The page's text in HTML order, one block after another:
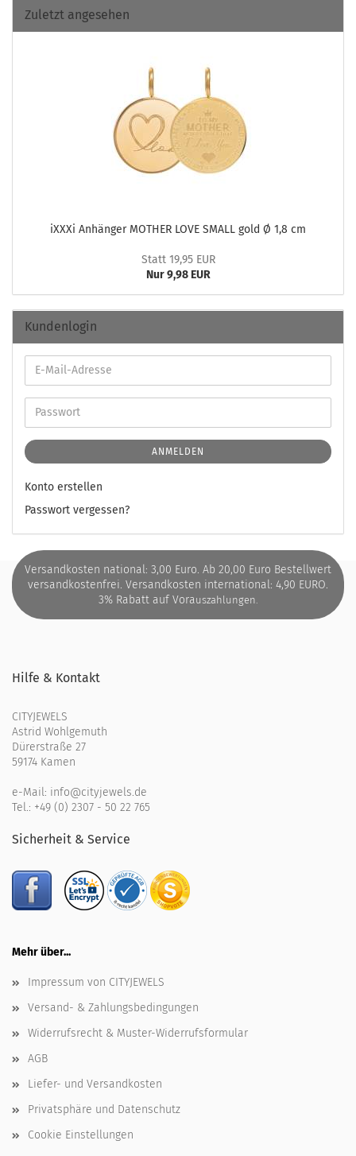
Zuletzt angesehen
iXXXi An­hän­ger MO­THER LOVE SMALL gold Ø 1,8 cm
Statt 19,95 EUR
Nur 9,98 EUR
Kundenlogin
ANMELDEN
Konto erstellen
Passwort vergessen?
Versandkosten national: 3,00 Euro. Ab 20,00 Euro Bestellwert
versandkostenfrei. Versandkosten international: 4,90 EURO.
3% Rabatt auf Vorauszahlungen.
Hilfe & Kontakt
CITYJEWELS
Astrid Wohlgemuth
Dürerstraße 27
59174 Kamen
e-Mail: info@cityjewels.de
Tel.: +49 (0) 2307 - 50 22 765
Sicherheit & Service
Mehr über...
Impressum von CITYJEWELS
Versand- & Zahlungsbedingungen
Widerrufsrecht & Muster-Widerrufsformular
AGB
Liefer- und Versandkosten
Privatsphäre und Datenschutz
Cookie Einstellungen